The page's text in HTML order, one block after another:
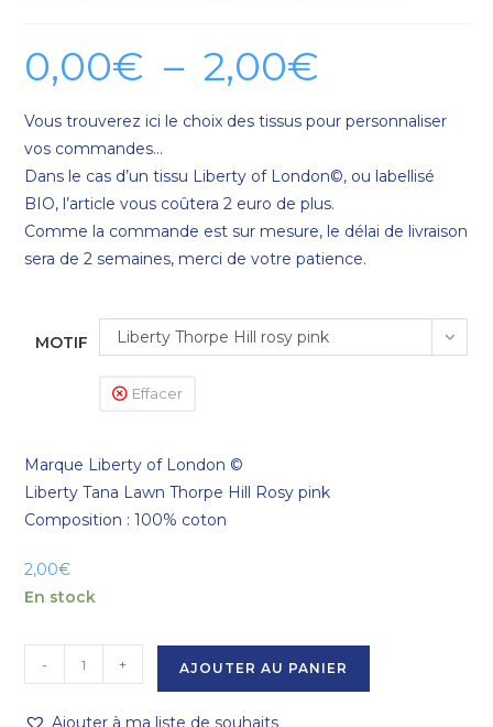
0,00€ – 2,00€
Vous trouverez ici le choix des tissus pour personnaliser
vos commandes…
Dans le cas d’un tissu Liberty of London©, ou labellisé
BIO, l’article vous coûtera 2 euro de plus.
Comme la commande est sur mesure, le délai de livraison
sera de 2 semaines, merci de votre patience.
MOTIF Liberty Thorpe Hill rosy pink
Effacer
Marque Liberty of London ©
Liberty Tana Lawn Thorpe Hill Rosy pink
Composition : 100% coton
2,00€
En stock
- + AJOUTER AU PANIER
Ajouter à ma liste de souhaits